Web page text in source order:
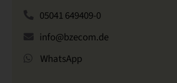
05041 649409-0
info@bzecom.de
WhatsApp